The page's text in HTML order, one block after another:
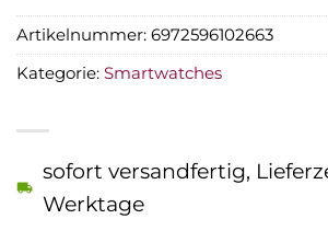
sofort versandfertig,
Werktage
Artikelnummer: 6972596102663
Kategorie: Smartwatches